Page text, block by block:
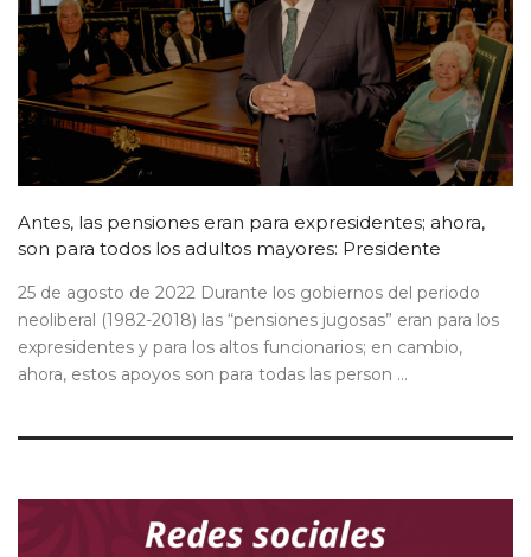
Antes, las pensiones eran para expresidentes; ahora,
son para todos los adultos mayores: Presidente
25 de agosto de 2022 Durante los gobiernos del periodo
neoliberal (1982-2018) las “pensiones jugosas” eran para los
expresidentes y para los altos funcionarios; en cambio,
ahora, estos apoyos son para todas las person ...